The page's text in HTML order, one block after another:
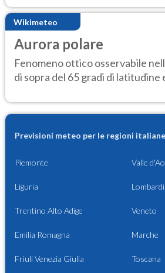
Wikimeteo
Aurora polare
Fenomeno ottico osservabile
di sopra del 65 gradi di latitudine
Previsioni meteo per le regioni italiane
Piemonte Valle
Liguria
Trentino Alto Adige Veneto
Emilia Romagna Marche
Friuli Venezia Giulia Toscana